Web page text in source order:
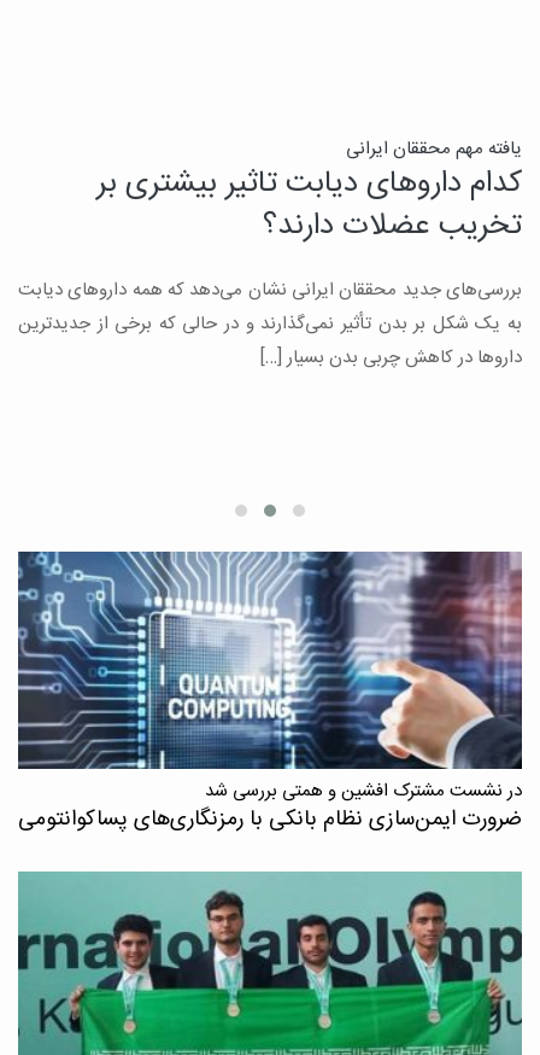
یافته مهم محققان ایرانی
کدام داروهای دیابت تاثیر بیشتری بر
تخریب عضلات دارند؟
بررسی‌های جدید محققان ایرانی نشان می‌دهد که همه داروهای دیابت
به یک شکل بر بدن تأثیر نمی‌گذارند و در حالی که برخی از جدیدترین
داروها در کاهش چربی بدن بسیار […]
در نشست مشترک افشین و همتی بررسی شد
ضرورت ایمن‌سازی نظام بانکی با رمزنگاری‌های پسا‌کوانتومی